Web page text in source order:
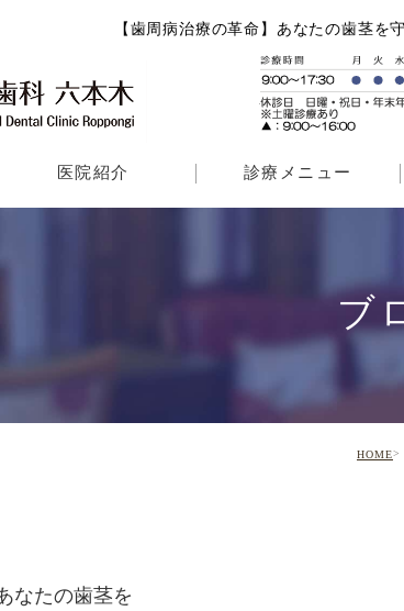
【歯周病治療の革命】あなたの歯茎
医院紹介 診療メニュー
ブ
HOME
なたの歯茎を